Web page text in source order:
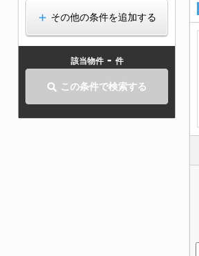
その他の条件を追加する
該当物件 - 件
この条件で検索する